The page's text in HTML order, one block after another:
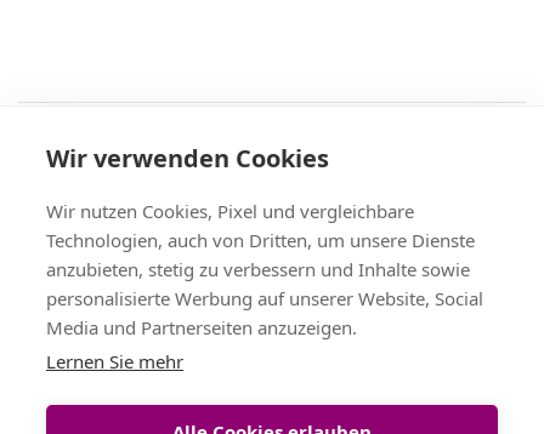
AGB
| Widerruf & -formular | Datenschutz
Versand & Zahlung,Kontakt,Fax-Bestellschein
+49 (0)8704/9281-95, Fax: -96
Vertrag widerrufen
Bänder Großhandel
Wir verwenden Cookies
Wir nutzen Cookies, Pixel und vergleichbare
Technologien, auch von Dritten, um unsere Dienste
anzubieten, stetig zu verbessern und Inhalte sowie
personalisierte Werbung auf unserer Website, Social
Media und Partnerseiten anzuzeigen.
Lernen Sie mehr